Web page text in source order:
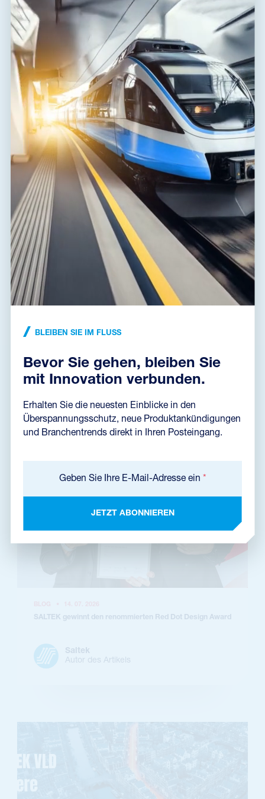
ZUM THEMA PASSENDE ARTIKEL
Wo soll es weitergehen
SALTEK gewinnt den renommierten Red Dot Design Award
Saltek
Autor des Artikels
BLEIBEN SIE IM FLUSS
Bevor Sie gehen, bleiben Sie
mit Innovation verbunden.
Erhalten Sie die neuesten Einblicke in den
Überspannungsschutz, neue Produktankündigungen
und Branchentrends direkt in Ihren Posteingang.
Geben Sie Ihre E-Mail-Adresse ein *
JETZT ABONNIEREN